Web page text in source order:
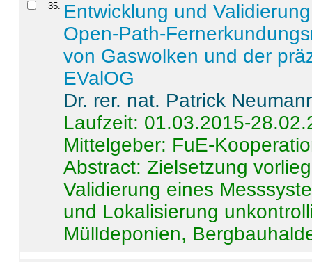
35. Entwicklung und
Open-Path-
von Gaswolken und der
EValOG
Dr. rer. nat. Patrick
Laufzeit: 01.03.2015-
Mittelgeber: FuE-
Abstract:Zielsetzung
Validierung eines
und Lokalisierung
Mülldeponien,